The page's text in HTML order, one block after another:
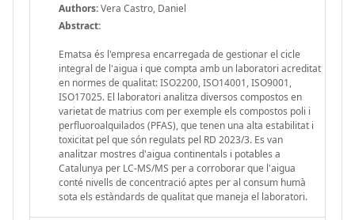
Authors:Vera Castro, Daniel
Abstract:
Ematsa és l'empresa encarregada de gestionar el cicle
integral de l'aigua i que compta amb un laboratori acreditat
en normes de qualitat: ISO2200, ISO14001, ISO9001,
ISO17025. El laboratori analitza diversos compostos en
varietat de matrius com per exemple els compostos poli i
perfluoroalquilados (PFAS), que tenen una alta estabilitat i
toxicitat pel que són regulats pel RD 2023/3. Es van
analitzar mostres d'aigua continentals i potables a
Catalunya per LC-MS/MS per a corroborar que l'aigua
conté nivells de concentració aptes per al consum humà
sota els estàndards de qualitat que maneja el laboratori.